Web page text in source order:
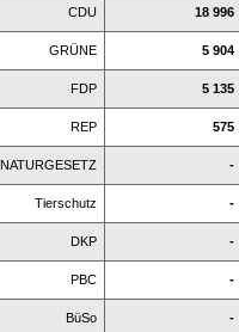
CDU 18 996
GRÜNE 5 904
FDP 5 135
REP 575
NATURGESETZ -
Tierschutz -
DKP -
PBC -
BüSo -